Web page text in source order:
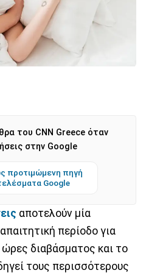
του CNN Greece όταν
στην Google
προτιμώμενη πηγή
Google
αποτελούν μία
περίοδο για
διαβάσματος και το
τους περισσότερους